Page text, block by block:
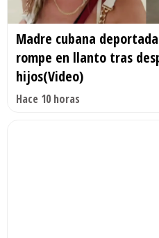
Madre cubana deportada
rompe en llanto tras
hijos(Video)
Hace 10 horas